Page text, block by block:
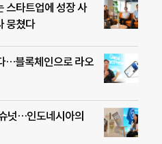
스타트업에 성장 사
뭉쳤다
…블록체인으로 라오
넛…인도네시아의